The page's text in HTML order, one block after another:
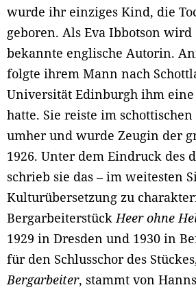
wurde ihr einziges Kind, die
geboren. Als Eva Ibbotson wird
bekannte englische Autorin.
folgte ihrem Mann nach
Universität Edinburgh ihm eine
hatte. Sie reiste im
umher und wurde Zeugin der
1926. Unter dem Eindruck des
schrieb sie das – im weitesten
Kulturübersetzung zu
Bergarbeiterstück Heer ohne
1929 in Dresden und 1930 in
für den Schlusschor des
Bergarbeiter, stammt von